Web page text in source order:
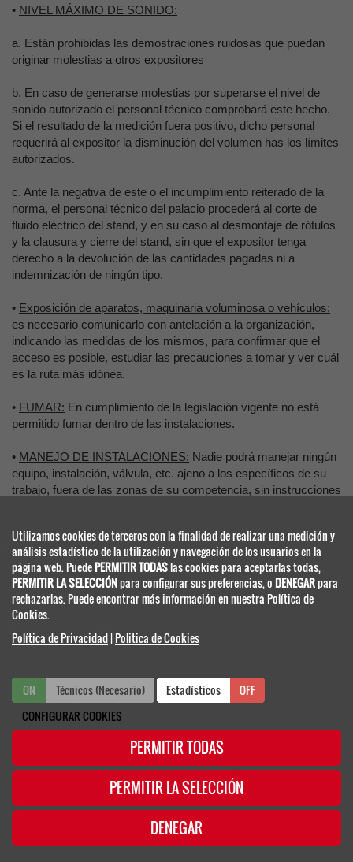
• NIVEL MÁXIMO DE SONIDO:
a. Están prohibidas las demostraciones ruidosas que puedan
originar molestias a otros expositores
b. En caso de generarse molestias por superarse el nivel de
sonido autorizado el personal técnico comprobará este hecho.
Si el resultado de la medición fuera positivo, dicho personal
requerirá al expositor la disminución del volumen has los límites
autorizados.
c. Ante la negativa de este o el incumplimiento reiterado de la
norma, el personal técnico del palacio procederá al corte de
fluido eléctrico del stand, y en su caso al desmontaje de rótulos
y la clausura y cierre del stand, sin que el expositor tenga
derecho a la devolución de las cantidades pagadas ni a
indemnización de ningún tipo.
• Exposición de aparatos, maquinaria voluminosa o vehículos:
es necesario comunicarlo con antelación a la organización,
indicando las medidas de los mismos, para confirmar que el
acceso es posible, estudiar las precauciones a tomar y ver cuál
es la ruta más idónea.
• FUMAR: En cumplimiento de la legislación vigente no está
permitido fumar dentro de las instalaciones.
• MANEJO DE INSTALACIONES: Nadie podrá manejar ningún
equipo, instalación, válvula, etc. ajeno a los específicos de su
trabajo, fuera de las zonas de su competencia, sin instrucciones
• ORDEN Y LIMPIEZA:Cualquier elemento situado en un área
de trabajo deberá tener una utilidad reconocida por el
responsable del área y un lugar asignado. Se vigilará muy
especialmente que nada obstruya los lugares de paso y equipos
contra incendios.
Se prohíbe colocar objetos sueltos (herramientas, materiales,
RESIDUOS:Es obligación de cada una de las empresas
recoger y llevarse de las instalaciones todo el residuo generado
durante la actividad de montaje y desmontaje. Se recomienda
se traigan los útiles y medios necesarios.
Nunca se considera un trabajo terminado hasta que se hayan
retirado todos los elementos auxiliares que se emplearon para
su realización y todos los materiales de desecho producidos.
En caso de previsión de alto volumen de mercancía
Utilizamos cookies de terceros con la finalidad de realizar una medición y
análisis estadístico de la utilización y navegación de los usuarios en la
página web. PuedePERMITIR TODASlas cookies para aceptarlas todas,
PERMITIR LA SELECCIÓNpara configurar sus preferencias, o DENEGARpara
rechazarlas. Puede encontrar más información en nuestra Política de
Cookies.
Política de Privacidad|Politica de Cookies
ON Técnicos (Necesario) OFF
ON Estadísticos
OFF
CONFIGURAR COOKIES
PERMITIR TODAS
PERMITIR LA SELECCIÓN
DENEGAR